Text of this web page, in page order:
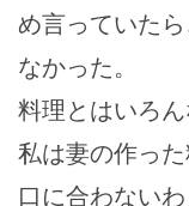
め言っていた
なかった。
料理とはいろん
私は妻の作った
口に合わない